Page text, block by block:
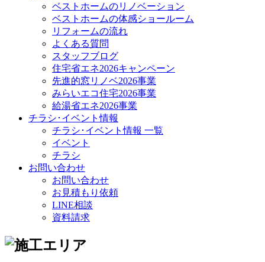
ベストホームのリノベーション
ベストホームの体感ショールーム
リフォームの流れ
よくある質問
スタッフブログ
住宅省エネ2026キャンペーン
先進的窓リノベ2026事業
みらいエコ住宅2026事業
給湯省エネ2026事業
チラシ･イベント情報
チラシ･イベント情報 一覧
イベント
チラシ
お問い合わせ
お問い合わせ
お見積もり依頼
LINE相談
資料請求